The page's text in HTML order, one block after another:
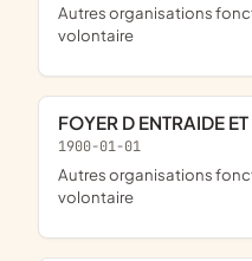
Autres organisations fonctionnant par adhésion
volontaire
FOYER D ENTRAIDE
1900-01-01
Autres organisations fonctionnant par adhésion
volontaire